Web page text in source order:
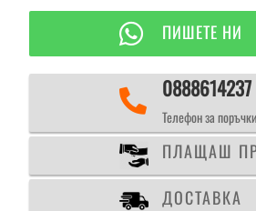
 ПИШЕТЕ НИ
 0888614237
Телефон за
ПЛАЩАШ
ДОСТАВКА